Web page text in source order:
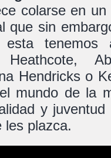
colarse en
que sin
tenemos
Hendricks o
mundo de la
y
les plazca.